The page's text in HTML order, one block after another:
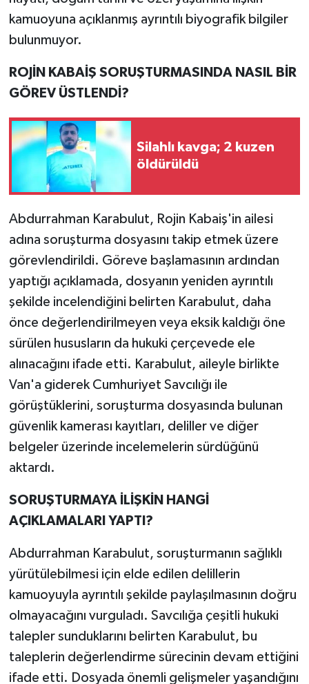
kamuoyuna açıklanmış ayrıntılı biyografik bilgiler
bulunmuyor.
ROJİN KABAİŞ SORUŞTURMASINDA NASIL BİR
GÖREV ÜSTLENDİ?
Silahlı kavga; 2 kuzen
öldürüldü
Abdurrahman Karabulut, Rojin Kabaiş'in ailesi
adına soruşturma dosyasını takip etmek üzere
görevlendirildi. Göreve başlamasının ardından
yaptığı açıklamada, dosyanın yeniden ayrıntılı
şekilde incelendiğini belirten Karabulut, daha
önce değerlendirilmeyen veya eksik kaldığı öne
sürülen hususların da hukuki çerçevede ele
alınacağını ifade etti. Karabulut, aileyle birlikte
Van'a giderek Cumhuriyet Savcılığı ile
görüştüklerini, soruşturma dosyasında bulunan
güvenlik kamerası kayıtları, deliller ve diğer
belgeler üzerinde incelemelerin sürdüğünü
aktardı.
SORUŞTURMAYA İLİŞKİN HANGİ
AÇIKLAMALARI YAPTI?
Abdurrahman Karabulut, soruşturmanın sağlıklı
yürütülebilmesi için elde edilen delillerin
kamuoyuyla ayrıntılı şekilde paylaşılmasının doğru
olmayacağını vurguladı. Savcılığa çeşitli hukuki
talepler sunduklarını belirten Karabulut, bu
taleplerin değerlendirme sürecinin devam ettiğini
ifade etti. Dosyada önemli gelişmeler yaşandığını